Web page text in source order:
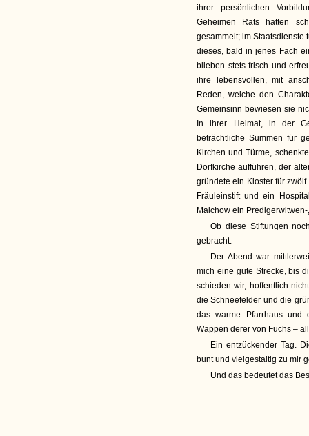
ihrer persönlichen
Geheimen Rats hatten
gesammelt; im Staatsdienste
dieses, bald in jenes Fach
blieben stets frisch und
ihre lebensvollen, mit
Reden, welche den
Gemeinsinn bewiesen sie
In ihrer Heimat, in der
beträchtliche Summen für
Kirchen und Türme,
Dorfkirche aufführen, der
gründete ein Kloster für
Fräuleinstift und ein
Malchow ein
Ob diese Stiftungen
gebracht.
Der Abend war
mich eine gute Strecke, bis
schieden wir, hoffentlich
die Schneefelder und die
das warme Pfarrhaus und
Wappen derer von Fuchs –
Ein entzückender Tag.
bunt und vielgestaltig zu mir
Und das bedeutet das